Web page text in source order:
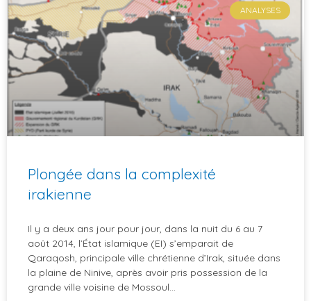
ANALYSES
Plongée dans la complexité
irakienne
Il y a deux ans jour pour jour, dans la nuit du 6 au 7
août 2014, l’État islamique (EI) s’emparait de
Qaraqosh, principale ville chrétienne d’Irak, située dans
la plaine de Ninive, après avoir pris possession de la
grande ville voisine de Mossoul…